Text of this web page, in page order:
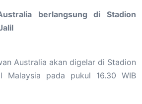
berlangsung di Stadion
Australia akan digelar di Stadion
Malaysia pada pukul 16.30 WIB